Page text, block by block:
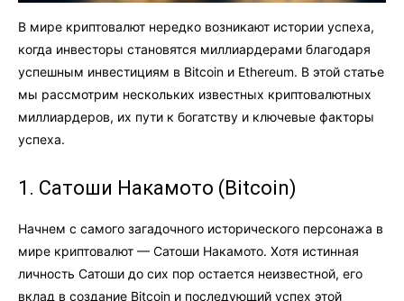
В мире криптовалют нередко возникают истории успеха,
когда инвесторы становятся миллиардерами благодаря
успешным инвестициям в Bitcoin и Ethereum. В этой статье
мы рассмотрим нескольких известных криптовалютных
миллиардеров, их пути к богатству и ключевые факторы
успеха.
1. Сатоши Накамото (Bitcoin)
Начнем с самого загадочного исторического персонажа в
мире криптовалют — Сатоши Накамото. Хотя истинная
личность Сатоши до сих пор остается неизвестной, его
вклад в создание Bitcoin и последующий успех этой